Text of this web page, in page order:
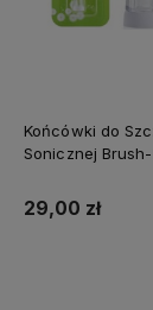
Końcówki do
Sonicznej
29,00 zł